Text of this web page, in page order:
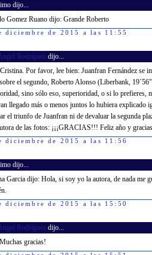
dijo...
Gomez Ruano dijo: Grande Roberto
diciembre de 2015 a las 11:55
Rodríguez dijo...
Por favor, lee bien: Juanfran Fernández se
el segundo, Roberto Alonso (Liberbank,
sino sólo eso, superioridad, o si lo prefieres,
llegado más o menos juntos lo hubiera explicado
el triunfo de Juanfran ni de devaluar la segunda
de las fotos: ¡¡¡GRACIAS!!! Feliz año y
diciembre de 2015 a las 11:56
dijo...
Garcia dijo: Hola, si soy yo la autora, de nada
diciembre de 2015 a las 15:50
Rodríguez dijo...
gracias!